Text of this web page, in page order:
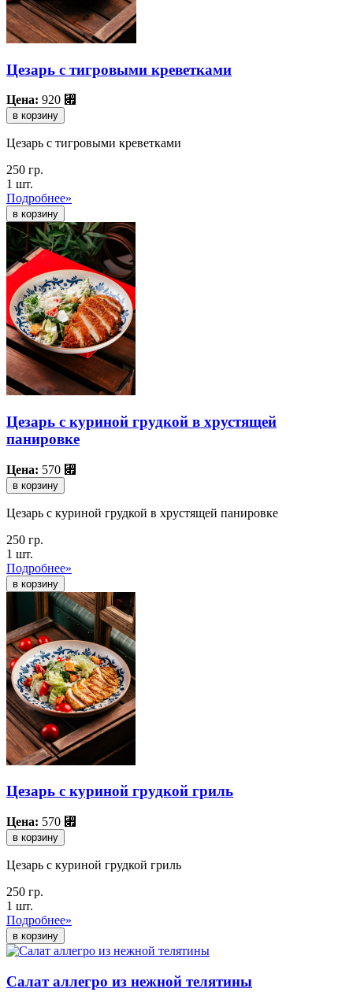
Цезарь с тигровыми креветками
Цена: 920 ⃏
в корзину
Цезарь с тигровыми креветками
250 гр.
1 шт.
Подробнее»
Цезарь с куриной грудкой в хрустящей
панировке
Цена: 570 ⃏
в корзину
Цезарь с куриной грудкой в хрустящей панировке
250 гр.
1 шт.
Подробнее»
Цезарь с куриной грудкой гриль
Цена: 570 ⃏
в корзину
Цезарь с куриной грудкой гриль
250 гр.
1 шт.
Подробнее»
Салат аллегро из нежной телятины